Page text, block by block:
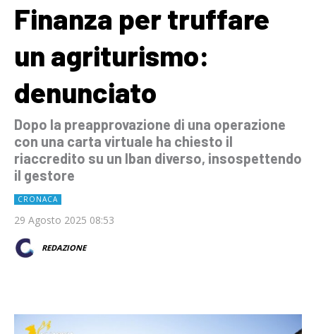
Finanza per truffare
un agriturismo:
denunciato
Dopo la preapprovazione di una operazione
con una carta virtuale ha chiesto il
riaccredito su un Iban diverso, insospettendo
il gestore
CRONACA
29 Agosto 2025 08:53
REDAZIONE